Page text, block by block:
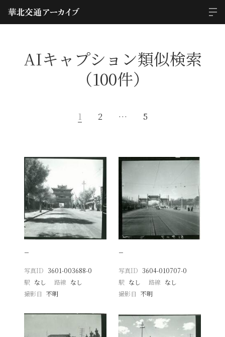
AIキャプション類似検索
（100件）
1 2 … 5
−
写真ID 3601-003688-0
駅 なし 路線 なし
撮影日
不明
−
写真ID 3604-010707-0
駅 なし 路線 なし
撮影日 不明